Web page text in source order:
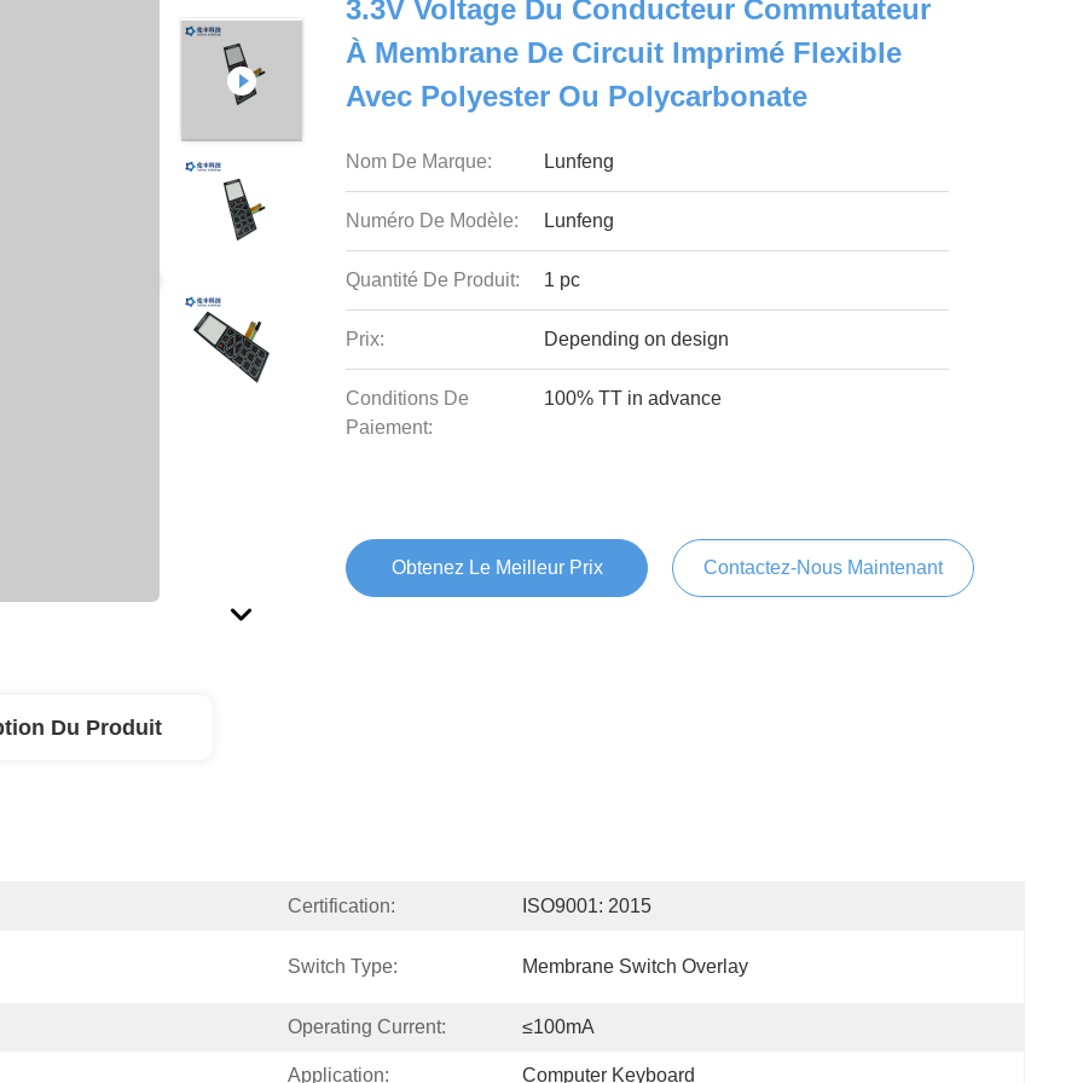
3.3V Voltage Du Conducteur Commutateur
À Membrane De Circuit Imprimé Flexible
Avec Polyester Ou Polycarbonate
Nom De Marque: Lunfeng
Numéro De Modèle: Lunfeng
Quantité De Produit: 1 pc
Prix: Depending on design
Conditions De
Paiement:
100% TT in advance
Obtenez Le Meilleur Prix Contactez-Nous Maintenant
Du Produit
Certification: ISO9001: 2015
Switch Type: Membrane Switch Overlay
Operating Current: ≤100mA
Application: Computer Keyboard